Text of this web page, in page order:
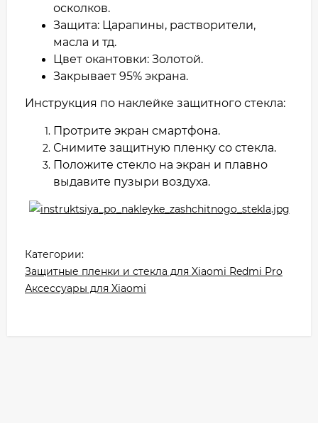
осколков.
Защита: Царапины, растворители,
масла и тд.
Цвет окантовки: Золотой.
Закрывает 95% экрана.
Инструкция по наклейке защитного стекла:
Протрите экран смартфона.
Снимите защитную пленку со стекла.
Положите стекло на экран и плавно
выдавите пузыри воздуха.
Категории:
Защитные пленки и стекла для Xiaomi Redmi Pro
Аксессуары для Xiaomi